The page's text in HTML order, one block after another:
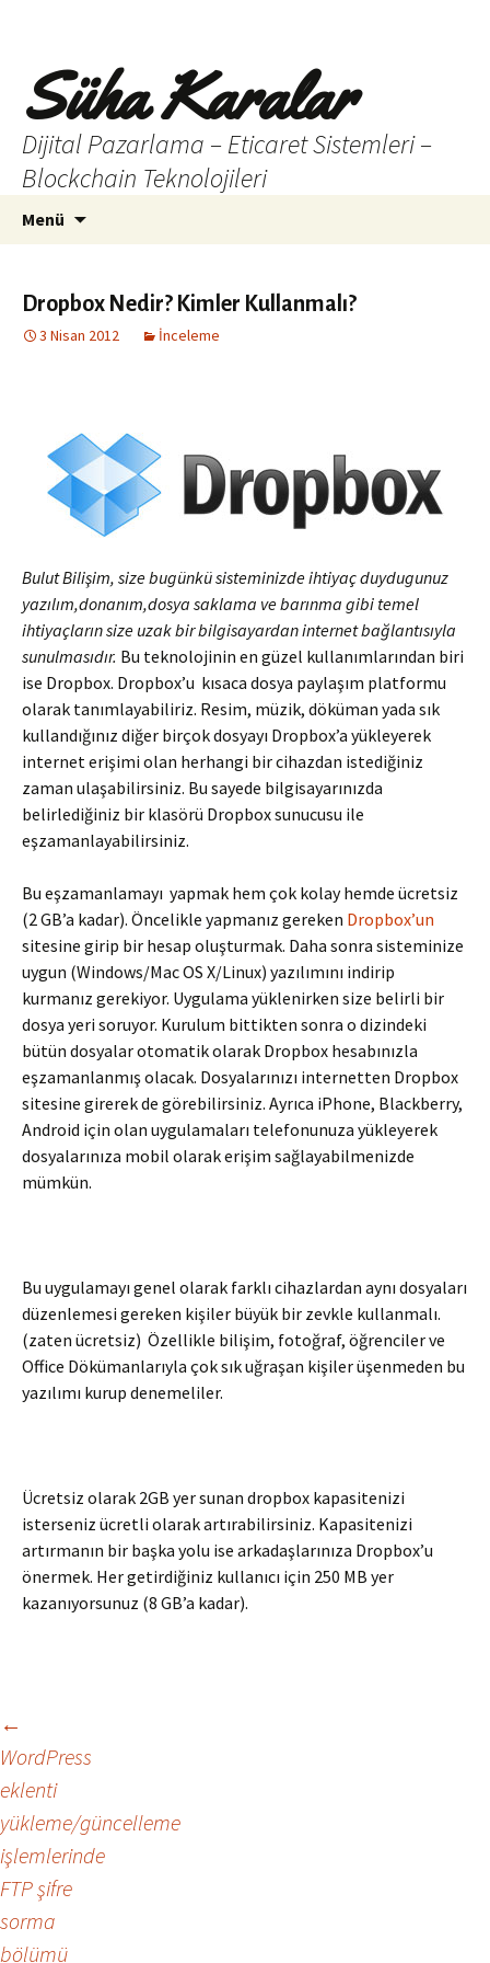
Süha Karalar
Dijital Pazarlama – Eticaret Sistemleri –
Blockchain Teknolojileri
Menü
Dropbox Nedir? Kimler Kullanmalı?
3 Nisan 2012 İnceleme
Bulut Bilişim, size bugünkü sisteminizde ihtiyaç duydugunuz
yazılım,donanım,dosya saklama ve barınma gibi temel
ihtiyaçların size uzak bir bilgisayardan internet bağlantısıyla
sunulmasıdır. Bu teknolojinin en güzel kullanımlarından biri
ise Dropbox. Dropbox’u kısaca dosya paylaşım platformu
olarak tanımlayabiliriz. Resim, müzik, döküman yada sık
kullandığınız diğer birçok dosyayı Dropbox’a yükleyerek
internet erişimi olan herhangi bir cihazdan istediğiniz
zaman ulaşabilirsiniz. Bu sayede bilgisayarınızda
belirlediğiniz bir klasörü Dropbox sunucusu ile
eşzamanlayabilirsiniz.
Bu eşzamanlamayı yapmak hem çok kolay hemde ücretsiz
(2 GB’a kadar). Öncelikle yapmanız gereken Dropbox’un
sitesine girip bir hesap oluşturmak. Daha sonra sisteminize
uygun (Windows/Mac OS X/Linux) yazılımını indirip
kurmanız gerekiyor. Uygulama yüklenirken size belirli bir
dosya yeri soruyor. Kurulum bittikten sonra o dizindeki
bütün dosyalar otomatik olarak Dropbox hesabınızla
eşzamanlanmış olacak. Dosyalarınızı internetten Dropbox
sitesine girerek de görebilirsiniz. Ayrıca iPhone, Blackberry,
Android için olan uygulamaları telefonunuza yükleyerek
dosyalarınıza mobil olarak erişim sağlayabilmenizde
mümkün.
Bu uygulamayı genel olarak farklı cihazlardan aynı dosyaları
düzenlemesi gereken kişiler büyük bir zevkle kullanmalı.
(zaten ücretsiz) Özellikle bilişim, fotoğraf, öğrenciler ve
Office Dökümanlarıyla çok sık uğraşan kişiler üşenmeden bu
yazılımı kurup denemeliler.
Ücretsiz olarak 2GB yer sunan dropbox kapasitenizi
isterseniz ücretli olarak artırabilirsiniz. Kapasitenizi
artırmanın bir başka yolu ise arkadaşlarınıza Dropbox’u
önermek. Her getirdiğiniz kullanıcı için 250 MB yer
kazanıyorsunuz (8 GB’a kadar).
Yazı
dolaşımı
←
WordPress
eklenti
yükleme/güncelleme
işlemlerinde
FTP şifre
sorma
bölümü